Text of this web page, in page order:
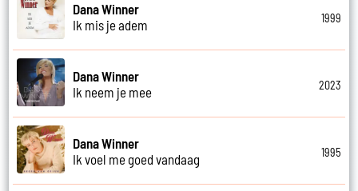
Dana Winner
Ik mis je adem
1999
Dana Winner
Ik neem je mee
2023
Dana Winner
Ik voel me goed vandaag
1995